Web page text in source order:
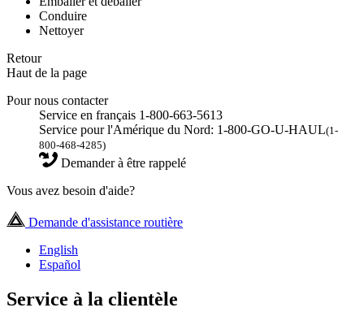
Conduire
Nettoyer
Retour
Haut de la page
Pour nous contacter
Service en français 1-800-663-5613
Service pour l'Amérique du Nord: 1-800-GO-U-HAUL(1-
800-468-4285)
Demander à être rappelé
Vous avez besoin d'aide?
Demande d'assistance routière
English
Español
Service à la clientèle